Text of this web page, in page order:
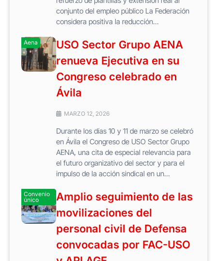
conjunto del empleo público La Federación
considera positiva la reducción...
Aena
USO Sector Grupo AENA
renueva Ejecutiva en su
Congreso celebrado en
Ávila
MARZO 12, 2026
Durante los días 10 y 11 de marzo se celebró
en Ávila el Congreso de USO Sector Grupo
AENA, una cita de especial relevancia para
el futuro organizativo del sector y para el
impulso de la acción sindical en un...
Convenio
único
Amplio seguimiento de las
movilizaciones del
personal civil de Defensa
convocadas por FAC-USO